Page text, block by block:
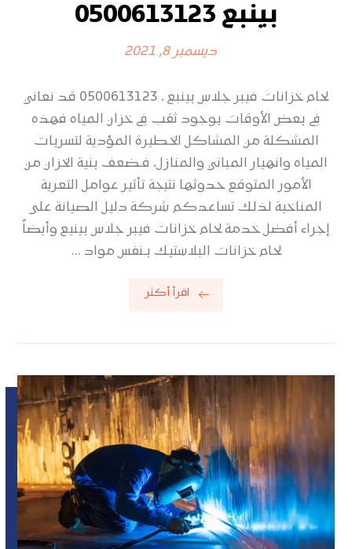
بينبع 0500613123
ديسمبر 8, 2021
لحام خزانات فيبر جلاس بينبع ، 0500613123 قد نعاني
في بعض الأوقات بوجود ثقب في خزان المياه فهذه
المشكلة من المشاكل الخطيرة المؤدية لتسربات
المياه وانهيار المباني والمنازل، فـضعف بنية الخزان من
الأمور المتوقع حدوثها نتيجة تأثير عوامل التعرية
المناخية لذلك تساعدكم شركة دليل الصيانة على
إجراء أفضل خدمة لحام خزانات فيبر جلاس بينيع وأيضاً
لحام خزانات البلاستيك بـنفس مواد ...
اقرأ أكثر